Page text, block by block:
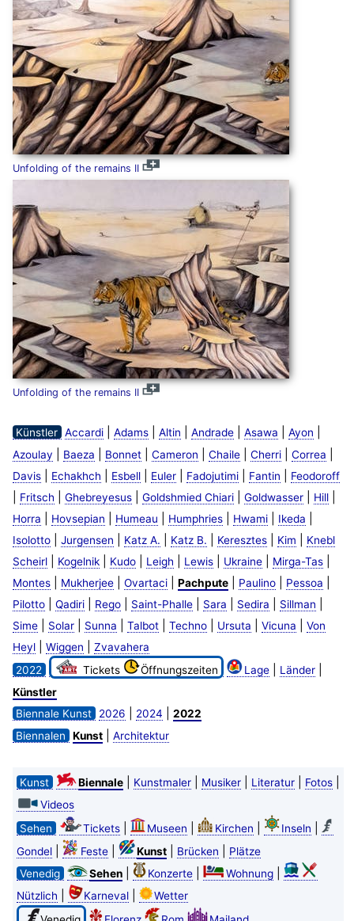
Unfolding of the remains II
Unfolding of the remains II
Künstler Accardi| Adams| Altin Andrade| Asawa Ayon
Azoulay Baeza Bonnet| Cameron Chaile| Cherri| Correa
Davis| Echakhch Esbell| Euler| Fadojutimi| Fantin Feodoroff
Fritsch Ghebreyesus| Goldshmied Chiari| Goldwasser| Hill|
Horra Hovsepian Humeau Humphries| Hwami| Ikeda
Isolotto| Jurgensen Katz A. Katz B. Keresztes| Kim
Knebl
Scheirl| Kogelnik| Kudo| Leigh Lewis| Ukraine| Mirga-Tas|
Montes| Mukherjee| Ovartaci| Pachpute| Paulino| Pessoa
Pilotto| Qadiri| Rego| Saint-Phalle| Sara Sedira Sillman
Sime| Solar| Sunna Talbot| Techno| Ursuta Vicuna
Von
Heyl| Wiggen
Zvavahera
2022
Tickets Öffnungszeiten Lage| Länder|
Künstler
Biennale Kunst
2026 2024
2022
Biennalen
Kunst| Architektur
Kunst Biennale| Kunstmaler| Musiker| Literatur| Fotos|
Videos
Sehen
Tickets| Museen Kirchen Inseln
Gondel| Feste| Kunst| Brücken
Plätze
Venedig
Sehen| Konzerte| Wohnung|
Nützlich Karneval|
Wetter